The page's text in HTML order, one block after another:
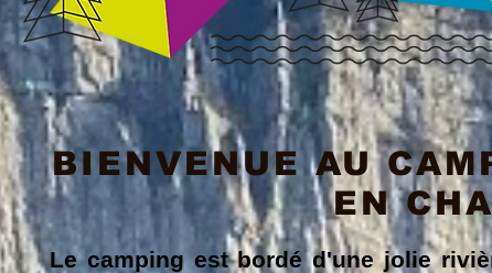
BIENVENUE AU
EN
Le camping est bordé d'une jolie